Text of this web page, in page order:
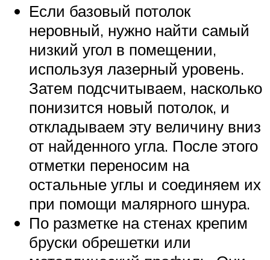
Если базовый потолок
неровный, нужно найти самый
низкий угол в помещении,
используя лазерный уровень.
Затем подсчитываем, насколько
понизится новый потолок, и
откладываем эту величину вниз
от найденного угла. После этого
отметки переносим на
остальные углы и соединяем их
при помощи малярного шнура.
По разметке на стенах крепим
бруски обрешетки или